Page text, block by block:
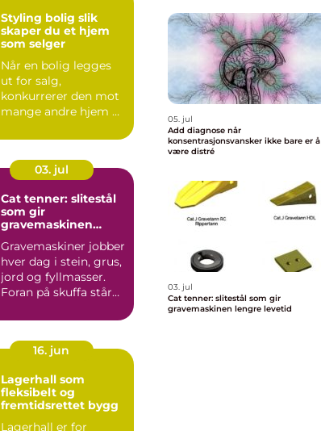
Styling bolig slik
skaper du et hjem
som selger
Når en bolig legges
ut for salg,
konkurrerer den mot
mange andre hjem på
scroller ...
03. jul
Cat tenner: slitestål
som gir
gravemaskinen
Gravemaskiner jobber
hver dag i stein, grus,
jord og fyllmasser.
Foran på skuffa står
16. jun
Lagerhall som
fleksibelt og
fremtidsrettet bygg
Lagerhall er for
05. jul
Add diagnose når
konsentrasjonsvansker ikke bare er å
være distré
03. jul
Cat tenner: slitestål som gir
gravemaskinen lengre levetid